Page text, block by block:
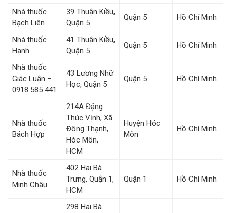
Nhà thuốc
Bạch Liên
39 Thuận Kiều,
Quận 5
Quận 5 Hồ Chí Minh
Nhà thuốc
Hạnh
41 Thuận Kiều,
Quận 5
Quận 5 Hồ Chí Minh
Nhà thuốc
Giác Luận –
0918 585 441
43 Lương Nhữ
Học, Quận 5
Quận 5 Hồ Chí Minh
Nhà thuốc
Bách Hợp
214A Đặng
Thúc Vịnh, Xã
Đông Thạnh,
Hóc Môn,
HCM
Huyện Hóc
Môn
Hồ Chí Minh
Nhà thuốc
Minh Châu
402 Hai Bà
Trưng, Quận 1,
HCM
Quận 1 Hồ Chí Minh
298 Hai Bà